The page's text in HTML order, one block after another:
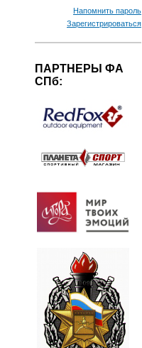
Напомнить пароль
Зарегистрироваться
ПАРТНЕРЫ ФА
СПб: